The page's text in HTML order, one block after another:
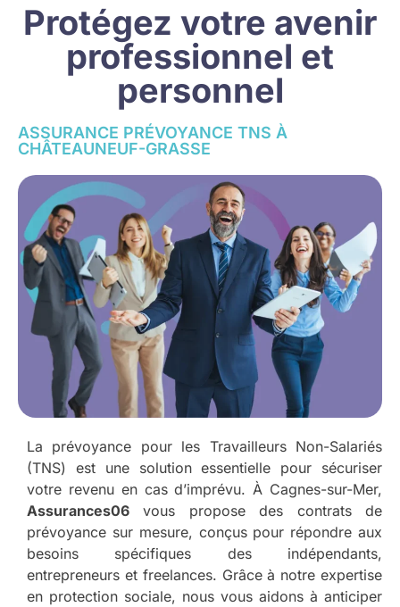
Protégez votre avenir
professionnel et
personnel
ASSURANCE PRÉVOYANCE TNS À
CHÂTEAUNEUF-GRASSE
La prévoyance pour les Travailleurs Non-Salariés
(TNS) est une solution essentielle pour sécuriser
votre revenu en cas d’imprévu. À Cagnes-sur-Mer,
Assurances06 vous propose des contrats de
prévoyance sur mesure, conçus pour répondre aux
besoins spécifiques des indépendants,
entrepreneurs et freelances. Grâce à notre expertise
en protection sociale, nous vous aidons à anticiper